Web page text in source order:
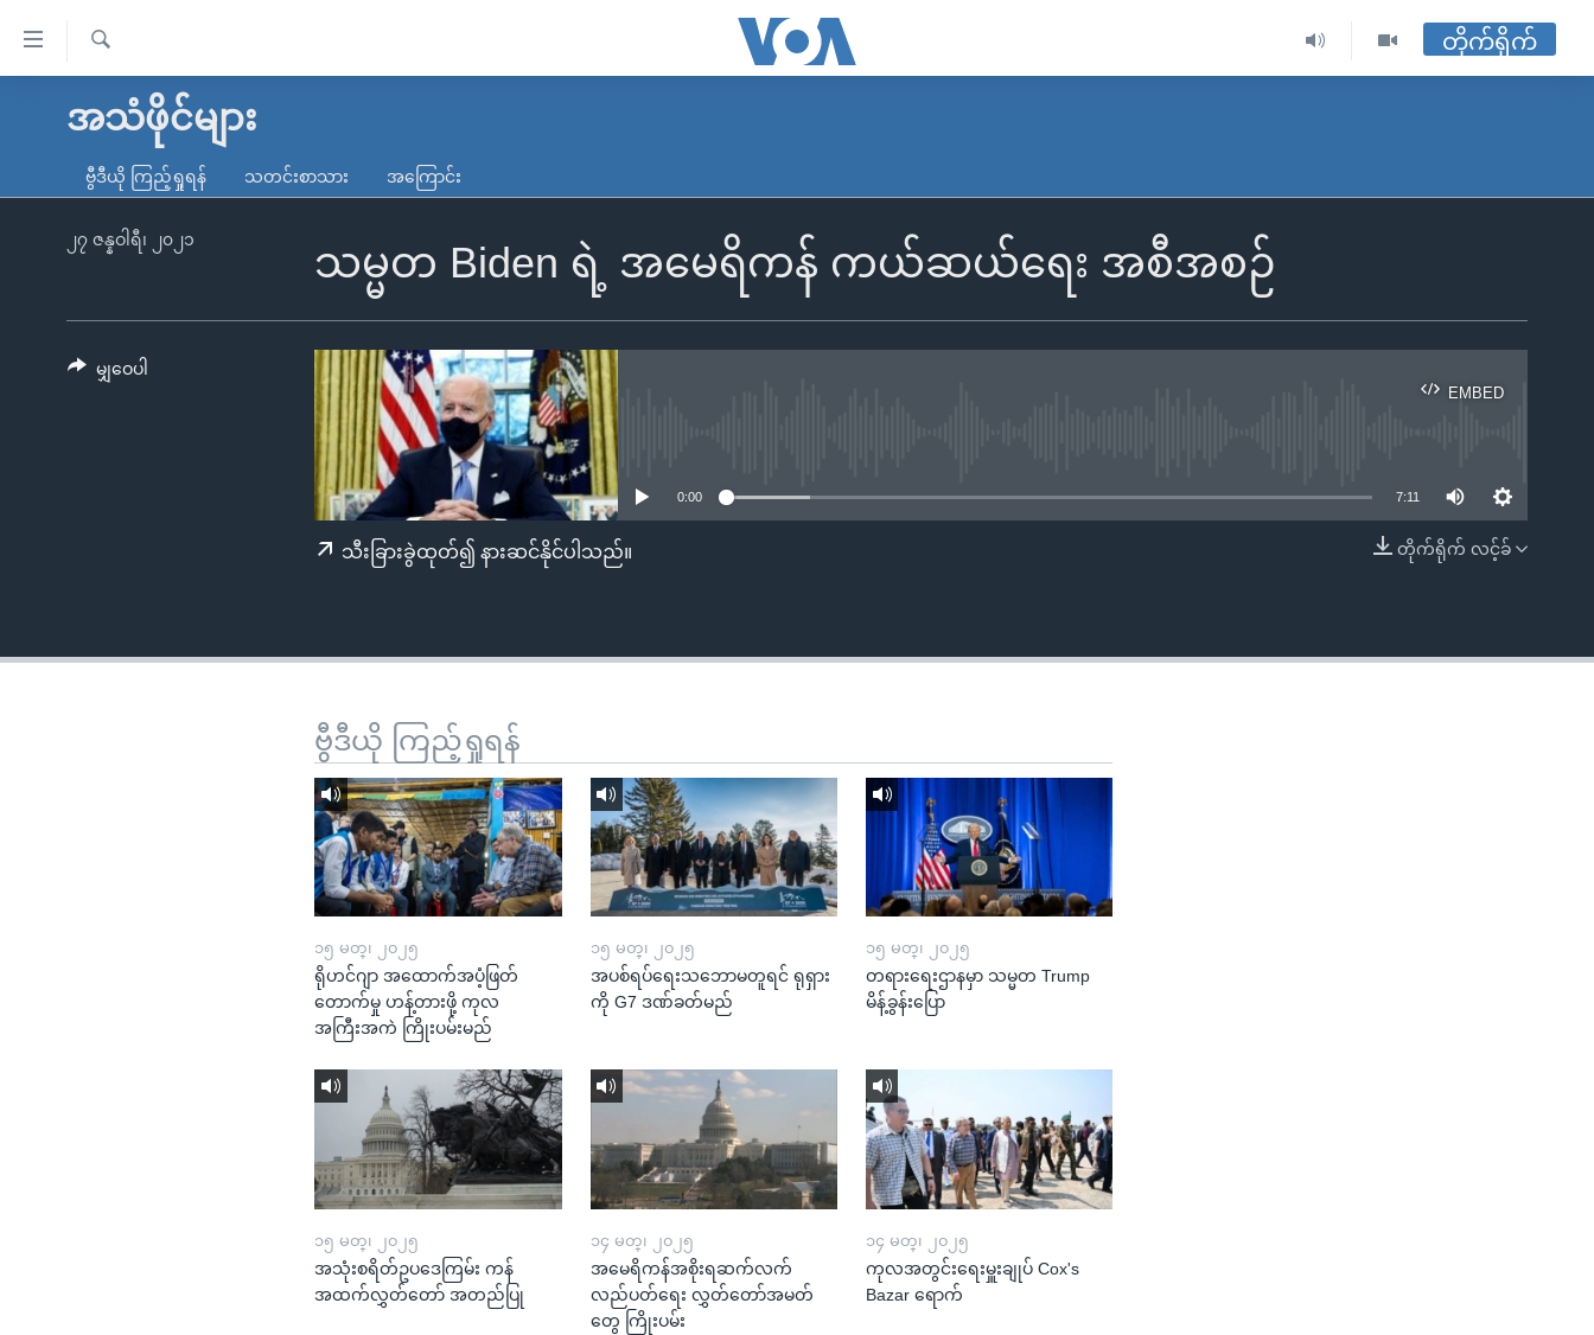
လွယ်ကူ
သည့်
ကျော်
မူလစာမျက်နှာ
ကမ္ဘာ့သတင်းများ
နိုင်ငံတကာ
တရုတ်
အစ္စရေး-ပါလက်စတိုင်း
ရပ်ဝန်းတခု လမ်းတခု အလွန်
အင်္ဂလိပ်စာလေ့လာမယ်
ရ
တိုက်ရိုက်
အသံဖိုင်များ
ဗွီဒီယို ကြည့်ရှုရန် သတင်းစာသား အကြောင်း
သမ္မတ Biden ရဲ့ အမေရိကန် ကယ်ဆယ်ရေး အစီအစဉ်
၂၇ ဇန္နဝါရီ၊ ၂၀၂၁
EMBED
EMBED
0:00 7:11
တိုက်ရိုက် လင့်ခ်
သီးခြားခွဲထုတ်၍ နားဆင်နိုင်ပါသည်။
မျှဝေပါ
ဗွီဒီယို ကြည့်ရှုရန်
၁၅ မတ္၊ ၂၀၂၅
ရိုဟင်ဂျာ အထောက်အပံ့ဖြတ်
တောက်မှု ဟန့်တားဖို့ ကုလ
အကြီးအကဲ ကြိုးပမ်းမည်
၁၅ မတ္၊ ၂၀၂၅
အပစ်ရပ်ရေးသဘောမတူရင် ရုရှား
ကို G7 ဒဏ်ခတ်မည်
၁၅ မတ္၊ ၂၀၂၅
တရားရေးဌာနမှာ သမ္မတ Trump
မိန့်ခွန်းပြော
၁၅ မတ္၊ ၂၀၂၅
အသုံးစရိတ်ဥပဒေကြမ်း ကန်
အထက်လွှတ်တော် အတည်ပြု
၁၄ မတ္၊ ၂၀၂၅
အမေရိကန်အစိုးရဆက်လက်
လည်ပတ်ရေး လွှတ်တော်အမတ်
တွေ ကြိုးပမ်း
၁၄ မတ္၊ ၂၀၂၅
ကုလအတွင်းရေးမှူးချုပ် Cox's
Bazar ရောက်